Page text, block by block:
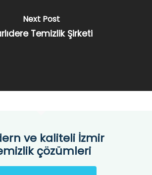
Next Post
Temizlik Şirketi
ve kaliteli İzmir
çözümleri